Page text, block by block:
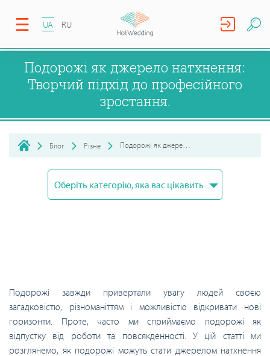
UA RU
Подорожі як джерело натхнення:
Творчий підхід до професійного
зростання.
Блог Різне
Подорожі завжди привертали увагу людей своєю
загадковістю, різноманіттям і можливістю відкривати нові
горизонти. Проте, часто ми сприймаємо подорожі як
відпустку від роботи та повсякденності. У цій статті ми
розглянемо, як подорожі можуть стати джерелом натхнення
Оберіть категорію, яка вас цікавить